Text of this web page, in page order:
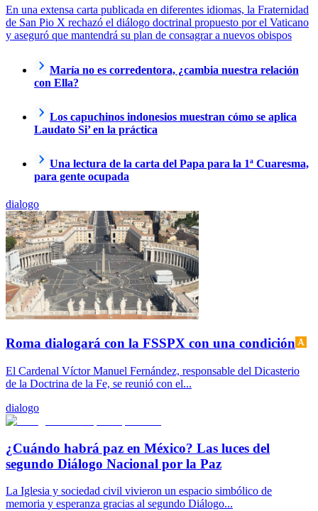
En una extensa carta publicada en diferentes idiomas, la Fraternidad
de San Pio X rechazó el diálogo doctrinal propuesto por el Vaticano
y aseguró que mantendrá su plan de consagrar a nuevos obispos
María no es corredentora, ¿cambia nuestra relación
con Ella?
Los capuchinos indonesios muestran cómo se aplica
Laudato Si’ en la práctica
Una lectura de la carta del Papa para la 1ª Cuaresma,
para gente ocupada
dialogo
Roma dialogará con la FSSPX con una condición
El Cardenal Víctor Manuel Fernández, responsable del Dicasterio
de la Doctrina de la Fe, se reunió con el...
dialogo
¿Cuándo habrá paz en México? Las luces del
segundo Diálogo Nacional por la Paz
La Iglesia y sociedad civil vivieron un espacio simbólico de
memoria y esperanza gracias al segundo Diálogo...